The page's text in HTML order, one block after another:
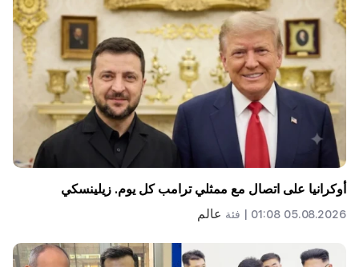
أوكرانيا على اتصال مع ممثلي ترامب كل يوم. زيلينسكي
05.08.2026 01:08 | فئة عالم